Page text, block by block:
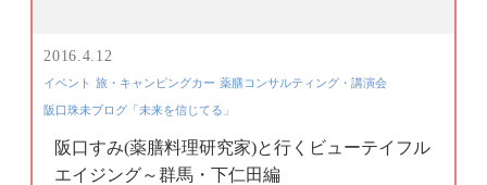
2016.4.12
イベント 旅・キャンピングカー 薬膳コンサルティング・講演会
阪口珠未ブログ「未来を信じてる」
阪口すみ(薬膳料理研究家)と行くビューテイフル
エイジング～群馬・下仁田編